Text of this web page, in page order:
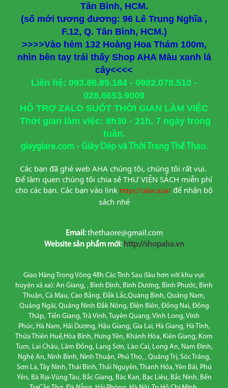
Tân Bình, HCM.
(số mới tương đương: 96 Lê Trung Nghĩa ,
F.12, Q. Tân Bình, HCM.)
>>>>Vào hẻm 132 Hoàng Hoa Thám 100m,
nhìn bên tay trái thấy Shop AHA Màu xanh lá
cây<<<<
Liên hệ: 093.86.89.184 - 0982.078.510 -
028.6653.9009
HỖ TRỢ ZALO SUỐT THỜI GIAN LÀM VIỆC
Thời gian làm việc: 8h30 - 21h, 7 ngày trong
tuần.
giaygiare.com - Giày Dép và Thời Trang Thể Thao.
Các bạn đã ghé web AHA chúng tôi, chúng tôi rất vui.
Để làm quen chúng tôi chia sẻ THƯ VIỆN SÁCH miễn phí
cho các bạn. Các bạn vào link https://alan.asia/ để nhận bộ
sách nhé
Email:thethaore@gmail.com
Website sản phẩm mới: http://shopaha.vn
Giao Hàng Trong Vòng 48h Các Tỉnh Sau (lâu hơn với khu vực
huyện xã xa): An Giang, , Bình Định, Bình Dương, Bình Phước, Bình
Thuận, Cà Mau, Cao Bằng, Đắk Lắc,Quảng Bình, Quảng Nam,
Quảng Ngãi, Quảng Ninh Đắk Nông, Điện Biên, Đồng Nai, Đồng
Tháp, Tiền Giang, Trà Vinh, Tuyên Quang, Vĩnh Long, Vĩnh
Phúc, Hà Nam, Hải Dương, Hậu Giang, Gia Lai, Hà Giang, Hà Tĩnh,
Thừa Thiên Huế,Hòa Bình, Hưng Yên, Khánh Hòa, Kiên Giang, Kom
Tum, Lai Châu, Lâm Đồng, Lạng Sơn, Lào Cai, Long An, Nam Định,
Nghệ An, Ninh Bình, Ninh Thuận, Phú Thọ, , Quảng Trị, Sóc Trăng,
Sơn La, Tây Ninh, Thái Bình, Thái Nguyên, Thanh Hóa, Yên Bái, Phú
Yên, Bà Rịa-Vũng Tàu, Bắc Giang, Bác Kan, Bạc Liêu, Bắc Ninh, Bến